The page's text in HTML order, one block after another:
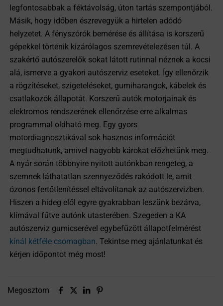
legfontosabbak a féktávolság, úton tartás szempontjából.
Másik, hogy időben észrevegyük a hirtelen adódó
helyzetet. A fényszórók bemérése és állítása is korszerű
gépekkel történik kizárólagos szemrevételezésen túl. A
szakértő autószerelők sokat látott rutinnal néznek a kocsi
alá, ismerve a gyakori autószerviz eseteket. Így ellenőrzik
a rögzítéseket, szigeteléseket, gumiharangok, kábelek és
csatlakozók állapotát. Korszerű autók motorjainak és
elektromos rendszerének ellenőrzése erre alkalmas
programmal oldható meg. Egy gyors
motordiagnosztikával sok hasznos információt
megtudhatunk, amivel nagyobb károkat előzhetünk meg.
A nyár során többnyire nyitott autónkban rengeteg, a
szemnek láthatatlan szennyeződés rakódott le, amit
ózonos fertőtlenítéssel eltávolítanak az autószervizben.
Hiszen a hideg elől egyre gyakrabban leszünk bezárva,
klímával fűtve autónk utasterében. Szegeden a KA
autószerviz gumicserével egybefűzött állapotfelmérést
kínál kétféle csomagban. Tekintse meg ajánlatunkat és
kérjen időpontot még most!
Megosztom